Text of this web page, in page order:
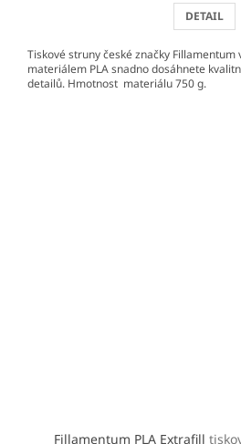
DETAIL
Tiskové struny české značky Fillamentum
materiálem PLA snadno dosáhnete
detailů. Hmotnost materiálu 750 g.
Fillamentum PLA Extrafill